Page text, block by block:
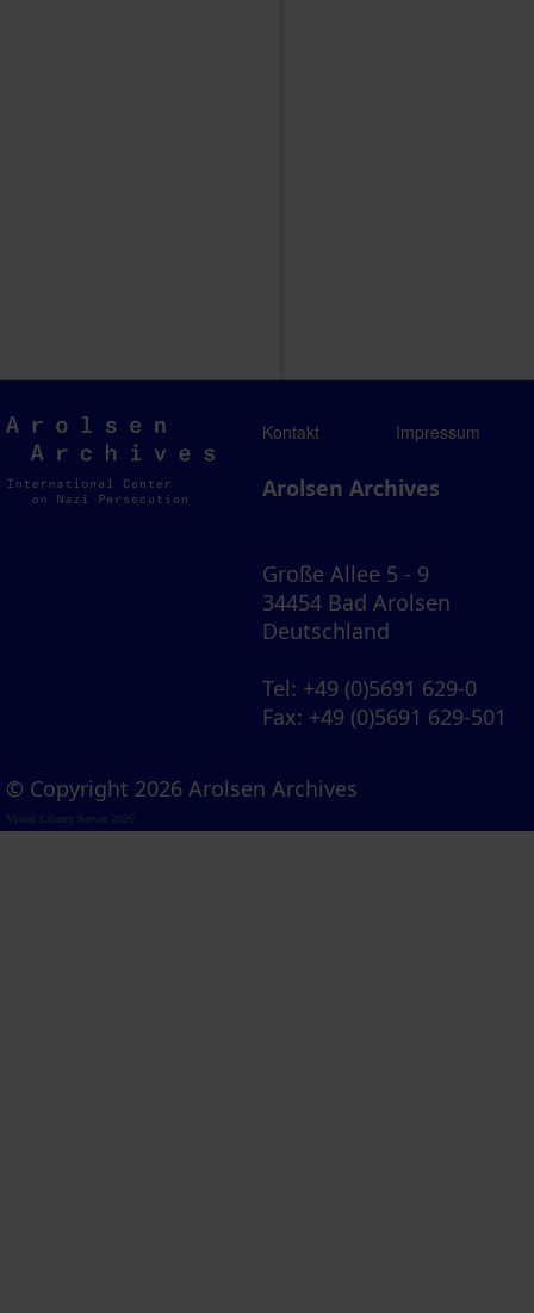
Arolsen
Archives
Kontakt Impressum
Arolsen Archives
Große Allee 5 - 9
34454 Bad Arolsen
Deutschland
Tel: +49 (0)5691 629-0
Fax: +49 (0)5691 629-501
© Copyright 2026 Arolsen Archives
Visual Library Server 2026